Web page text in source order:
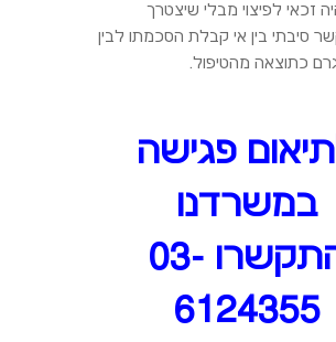
זכאי לפיצוי מבלי שיצטרך
סיבתי בין אי קבלת הסכמתו לבין
כתוצאה מהטיפול.
פגישה
במשרדנו
התקשרו 03-
6124355